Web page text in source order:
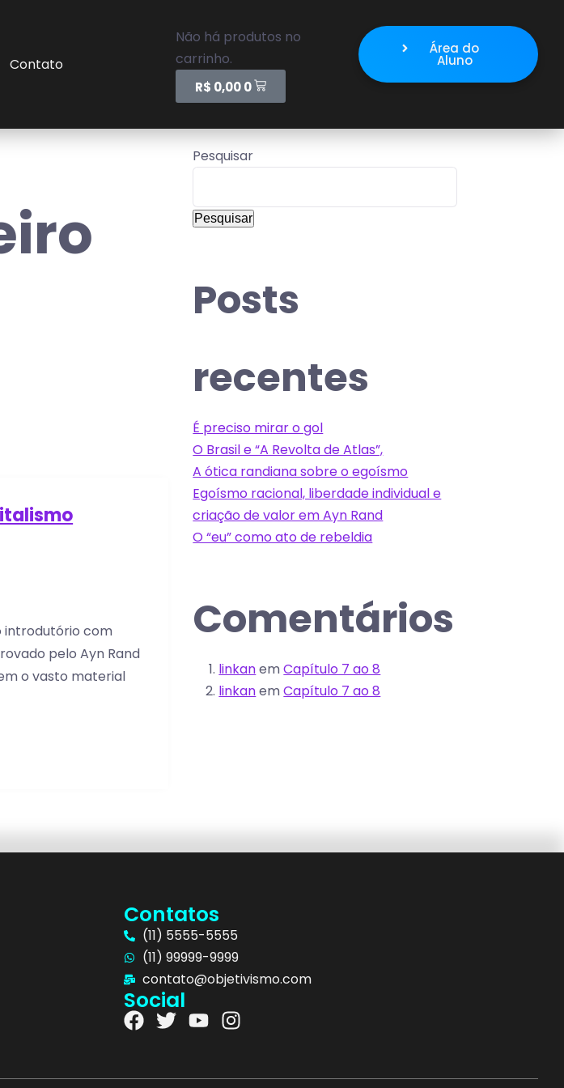
Contato
Não há produtos no
carrinho.
R$ 0,000
Área do
Aluno
introdutório com
pelo Ayn Rand
o vasto material
Pesquisar
Pesquisar
Posts
recentes
É preciso mirar o gol
O Brasil e “A Revolta de Atlas”,
A ótica randiana sobre o egoísmo
Egoísmo racional, liberdade individual e
criação de valor em Ayn Rand
O “eu” como ato de rebeldia
Comentários
linkanemCapítulo 7 ao 8
linkanemCapítulo 7 ao 8
Contatos
(11) 5555-5555
(11) 99999-9999
contato@objetivismo.com
Social